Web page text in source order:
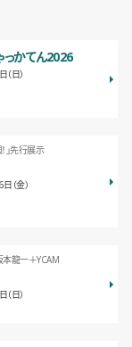
かてん2026
日）
」先行展示
（金）
本龍一＋YCAM
日）